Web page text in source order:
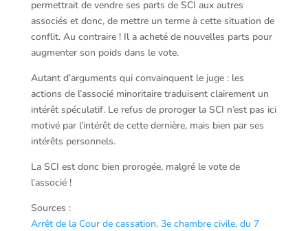
permettrait de vendre ses parts de SCI aux autres
associés et donc, de mettre un terme à cette situation de
conflit. Au contraire ! Il a acheté de nouvelles parts pour
augmenter son poids dans le vote.
Autant d’arguments qui convainquent le juge : les
actions de l’associé minoritaire traduisent clairement un
intérêt spéculatif. Le refus de proroger la SCI n’est pas ici
motivé par l’intérêt de cette dernière, mais bien par ses
intérêts personnels.
La SCI est donc bien prorogée, malgré le vote de
l’associé !
Sources :
Arrêt de la Cour de cassation, 3e chambre civile, du 7